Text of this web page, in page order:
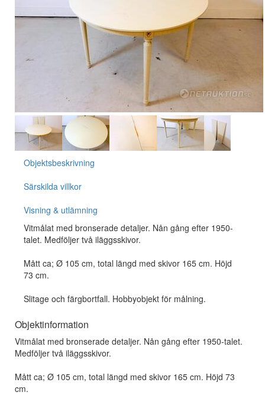
Objektsbeskrivning
Särskilda villkor
Visning & utlämning
Vitmålat med bronserade detaljer. Nån gång efter 1950-
talet. Medföljer två iläggsskivor.
Mått ca; Ø 105 cm, total längd med skivor 165 cm. Höjd
73 cm.
Slitage och färgbortfall. Hobbyobjekt för målning.
Objektinformation
Vitmålat med bronserade detaljer. Nån gång efter 1950-talet.
Medföljer två iläggsskivor.
Mått ca; Ø 105 cm, total längd med skivor 165 cm. Höjd 73
cm.